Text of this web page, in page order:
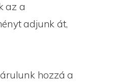
az a
adjunk át,
hozzá a